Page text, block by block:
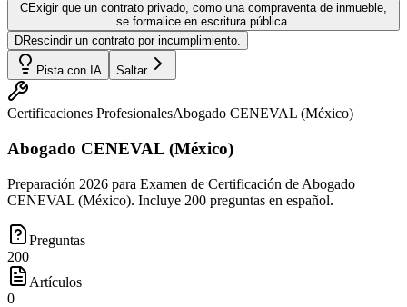
CExigir que un contrato privado, como una compraventa de inmueble,
se formalice en escritura pública.
DRescindir un contrato por incumplimiento.
Pista con IA Saltar
Certificaciones ProfesionalesAbogado CENEVAL (México)
Abogado CENEVAL (México)
Preparación 2026 para Examen de Certificación de Abogado
CENEVAL (México). Incluye 200 preguntas en español.
Preguntas
200
Artículos
0